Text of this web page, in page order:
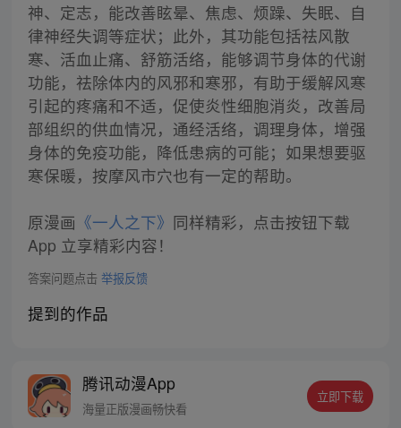
神、定志，能改善眩晕、焦虑、烦躁、失眠、自
律神经失调等症状；此外，其功能包括祛风散
寒、活血止痛、舒筋活络，能够调节身体的代谢
功能，祛除体内的风邪和寒邪，有助于缓解风寒
引起的疼痛和不适，促使炎性细胞消炎，改善局
部组织的供血情况，通经活络，调理身体，增强
身体的免疫功能，降低患病的可能；如果想要驱
寒保暖，按摩风市穴也有一定的帮助。
原漫画 《一人之下》 同样精彩，点击按钮下载
App 立享精彩内容！
答案问题点击 举报反馈
提到的作品
腾讯动漫App
海量正版漫画畅快看
立即下载